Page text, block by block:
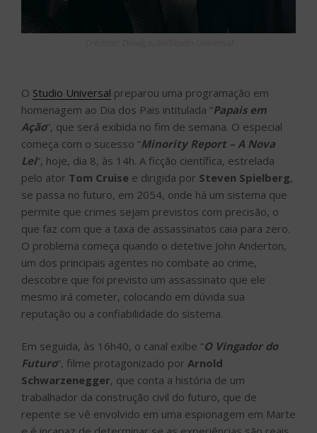
O Studio Universal preparou uma programação em
homenagem ao Dia dos Pais intitulada “Papais em
Ação“, que será exibida no fim de semana. O especial
começa com o sucesso “Minority Report – A Nova
Lei“, hoje, dia 8, às 14h. A ficção científica, estrelada
pelo ator Tom Cruise e dirigida por Steven Spielberg,
se passa no futuro, em 2054, onde há um sistema que
permite que crimes sejam previstos com precisão, o
que faz com que a taxa de assassinatos caia para zero.
O problema começa quando o detetive John Anderton,
um dos principais agentes no combate ao crime,
descobre que foi previsto um assassinato que ele
mesmo irá cometer, colocando em dúvida sua
reputação ou a confiabilidade do sistema.
Em seguida, às 16h40, o canal exibe “O Vingador do
Futuro“, filme protagonizado por Arnold
Schwarzenegger, que conta a história de um
trabalhador da construção civil do futuro, que de
repente se vê envolvido em uma espionagem em Marte